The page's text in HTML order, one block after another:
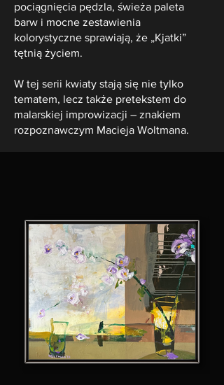
pociągnięcia pędzla, świeża paleta
barw i mocne zestawienia
kolorystyczne sprawiają, że „Kjatki”
tętnią życiem.
W tej serii kwiaty stają się nie tylko
tematem, lecz także pretekstem do
malarskiej improwizacji – znakiem
rozpoznawczym Macieja Woltmana.